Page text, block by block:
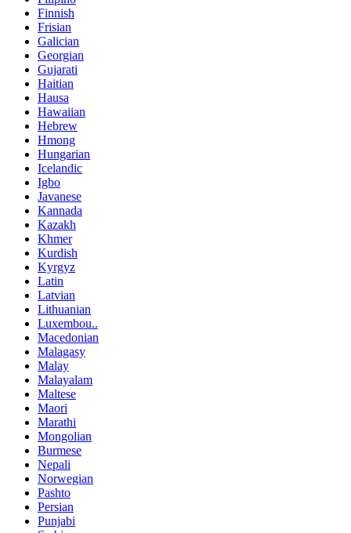
Finnish
Frisian
Galician
Georgian
Gujarati
Haitian
Hausa
Hawaiian
Hebrew
Hmong
Hungarian
Icelandic
Igbo
Javanese
Kannada
Kazakh
Khmer
Kurdish
Kyrgyz
Latin
Latvian
Lithuanian
Luxembou..
Macedonian
Malagasy
Malay
Malayalam
Maltese
Maori
Marathi
Mongolian
Burmese
Nepali
Norwegian
Pashto
Persian
Punjabi